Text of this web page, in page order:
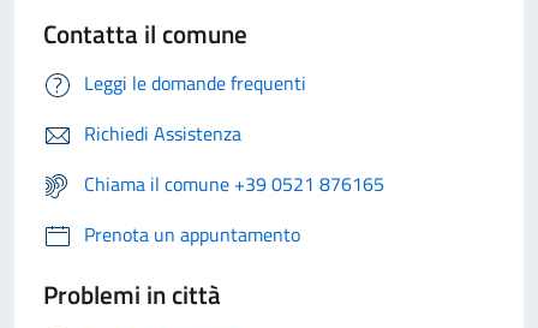
Contatta il comune
Leggi le domande frequenti
Richiedi Assistenza
Chiama il comune +39 0521 876165
Prenota un appuntamento
Problemi in città